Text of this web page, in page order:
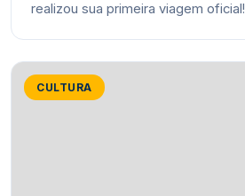
realizou sua primeira viagem oficial!
CULTURA